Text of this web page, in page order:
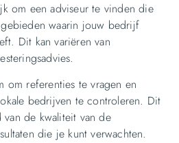
om een adviseur te vinden die
waarin jouw bedrijf
Dit kan variëren van
om referenties te vragen en
bedrijven te controleren. Dit
de kwaliteit van de
die je kunt verwachten.